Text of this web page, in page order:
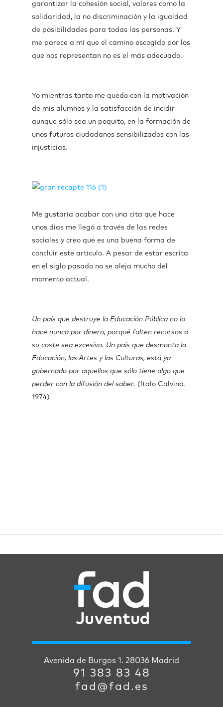
garantizar la cohesión social, valores como la
solidaridad, la no discriminación y la igualdad
de posibilidades para todas las personas. Y
me parece a mí que el camino escogido por los
que nos representan no es el más adecuado.
Yo mientras tanto me quedo con la motivación
de mis alumnos y la satisfacción de incidir
aunque sólo sea un poquito, en la formación de
unos futuros ciudadanos sensibilizados con las
injusticias.
Me gustaría acabar con una cita que hace
unos días me llegó a través de las redes
sociales y creo que es una buena forma de
concluir este artículo. A pesar de estar escrita
en el siglo pasado no se aleja mucho del
momento actual.
Un país que destruye la Educación Pública no lo
hace nunca por dinero, porqué falten recursos o
su coste sea excesivo. Un país que desmonta la
Educación, las Artes y las Culturas, está ya
gobernado por aquellos que sólo tiene algo que
perder con la difusión del saber. (Italo Calvino,
1974)
Avenida de Burgos 1. 28036 Madrid
91 383 83 48
fad@fad.es